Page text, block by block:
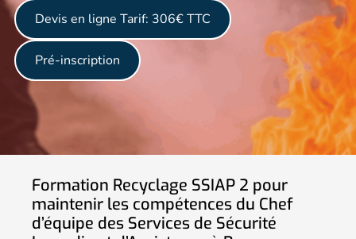
Devis en ligne Tarif: 306€ TTC
Pré-inscription
Formation Recyclage SSIAP 2 pour
maintenir les compétences du Chef
d’équipe des Services de Sécurité